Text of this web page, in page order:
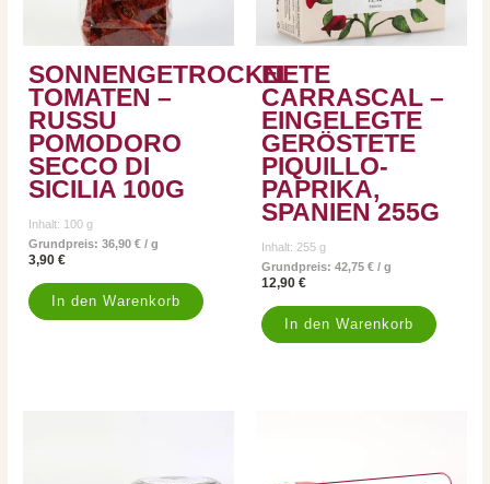
SONNENGETROCKNETE
TOMATEN –
RUSSU
POMODORO
SECCO DI
SICILIA 100G
Inhalt: 100g
Grundpreis:36,90€ /g
3,90€
In den Warenkorb
EL
CARRASCAL –
EINGELEGTE
GERÖSTETE
PIQUILLO-
PAPRIKA,
SPANIEN 255G
Inhalt: 255 g
Grundpreis: 42,75 € / g
12,90 €
In den Warenkorb